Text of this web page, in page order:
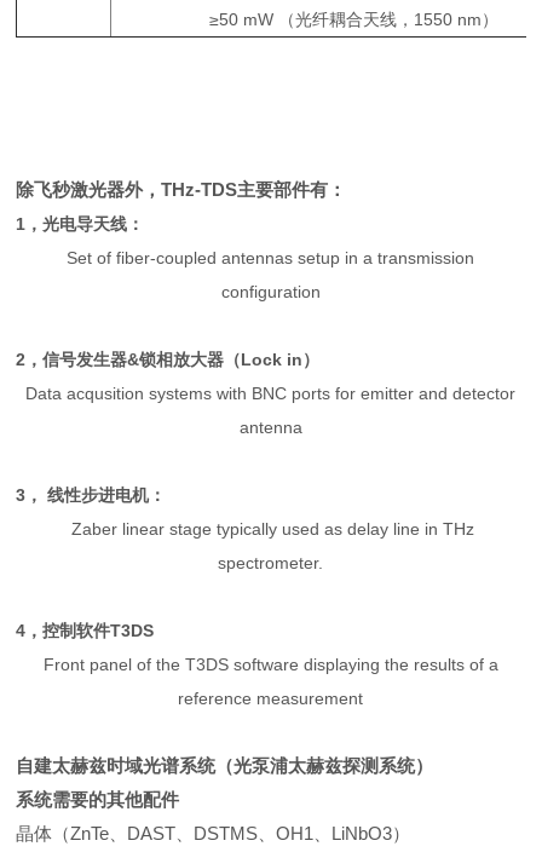
≥50 mW （光纤耦合天线，1550 nm）
除飞秒激光器外，THz-TDS主要部件有：
1，光电导天线：
Set of fiber-coupled antennas setup in a transmission
configuration
2，信号发生器&锁相放大器（Lock in）
Data acqusition systems with BNC ports for emitter and detector
antenna
3， 线性步进电机：
Zaber linear stage typically used as delay line in THz
spectrometer.
4，控制软件T3DS
Front panel of the T3DS software displaying the results of a
reference measurement
自建太赫兹时域光谱系统（光泵浦太赫兹探测系统）
系统需要的其他配件
晶体（ZnTe、DAST、DSTMS、OH1、LiNbO3）